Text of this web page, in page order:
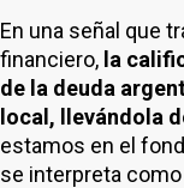
En una señal que
financiero, la
de la deuda
local, llevándola
estamos en el
se interpreta